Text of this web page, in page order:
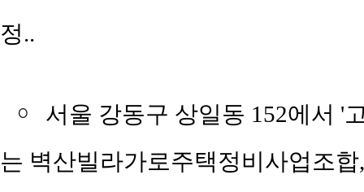
정..
￮
서울 강동구 상일동 152에서 '
는 벽산빌라가로주택정비사업조